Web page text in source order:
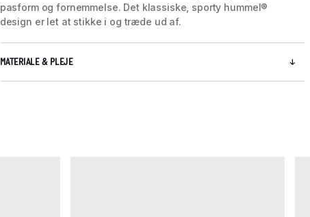
pasform og fornemmelse. Det klassiske, sporty hummel®
design er let at stikke i og træde ud af.
MATERIALE & PLEJE